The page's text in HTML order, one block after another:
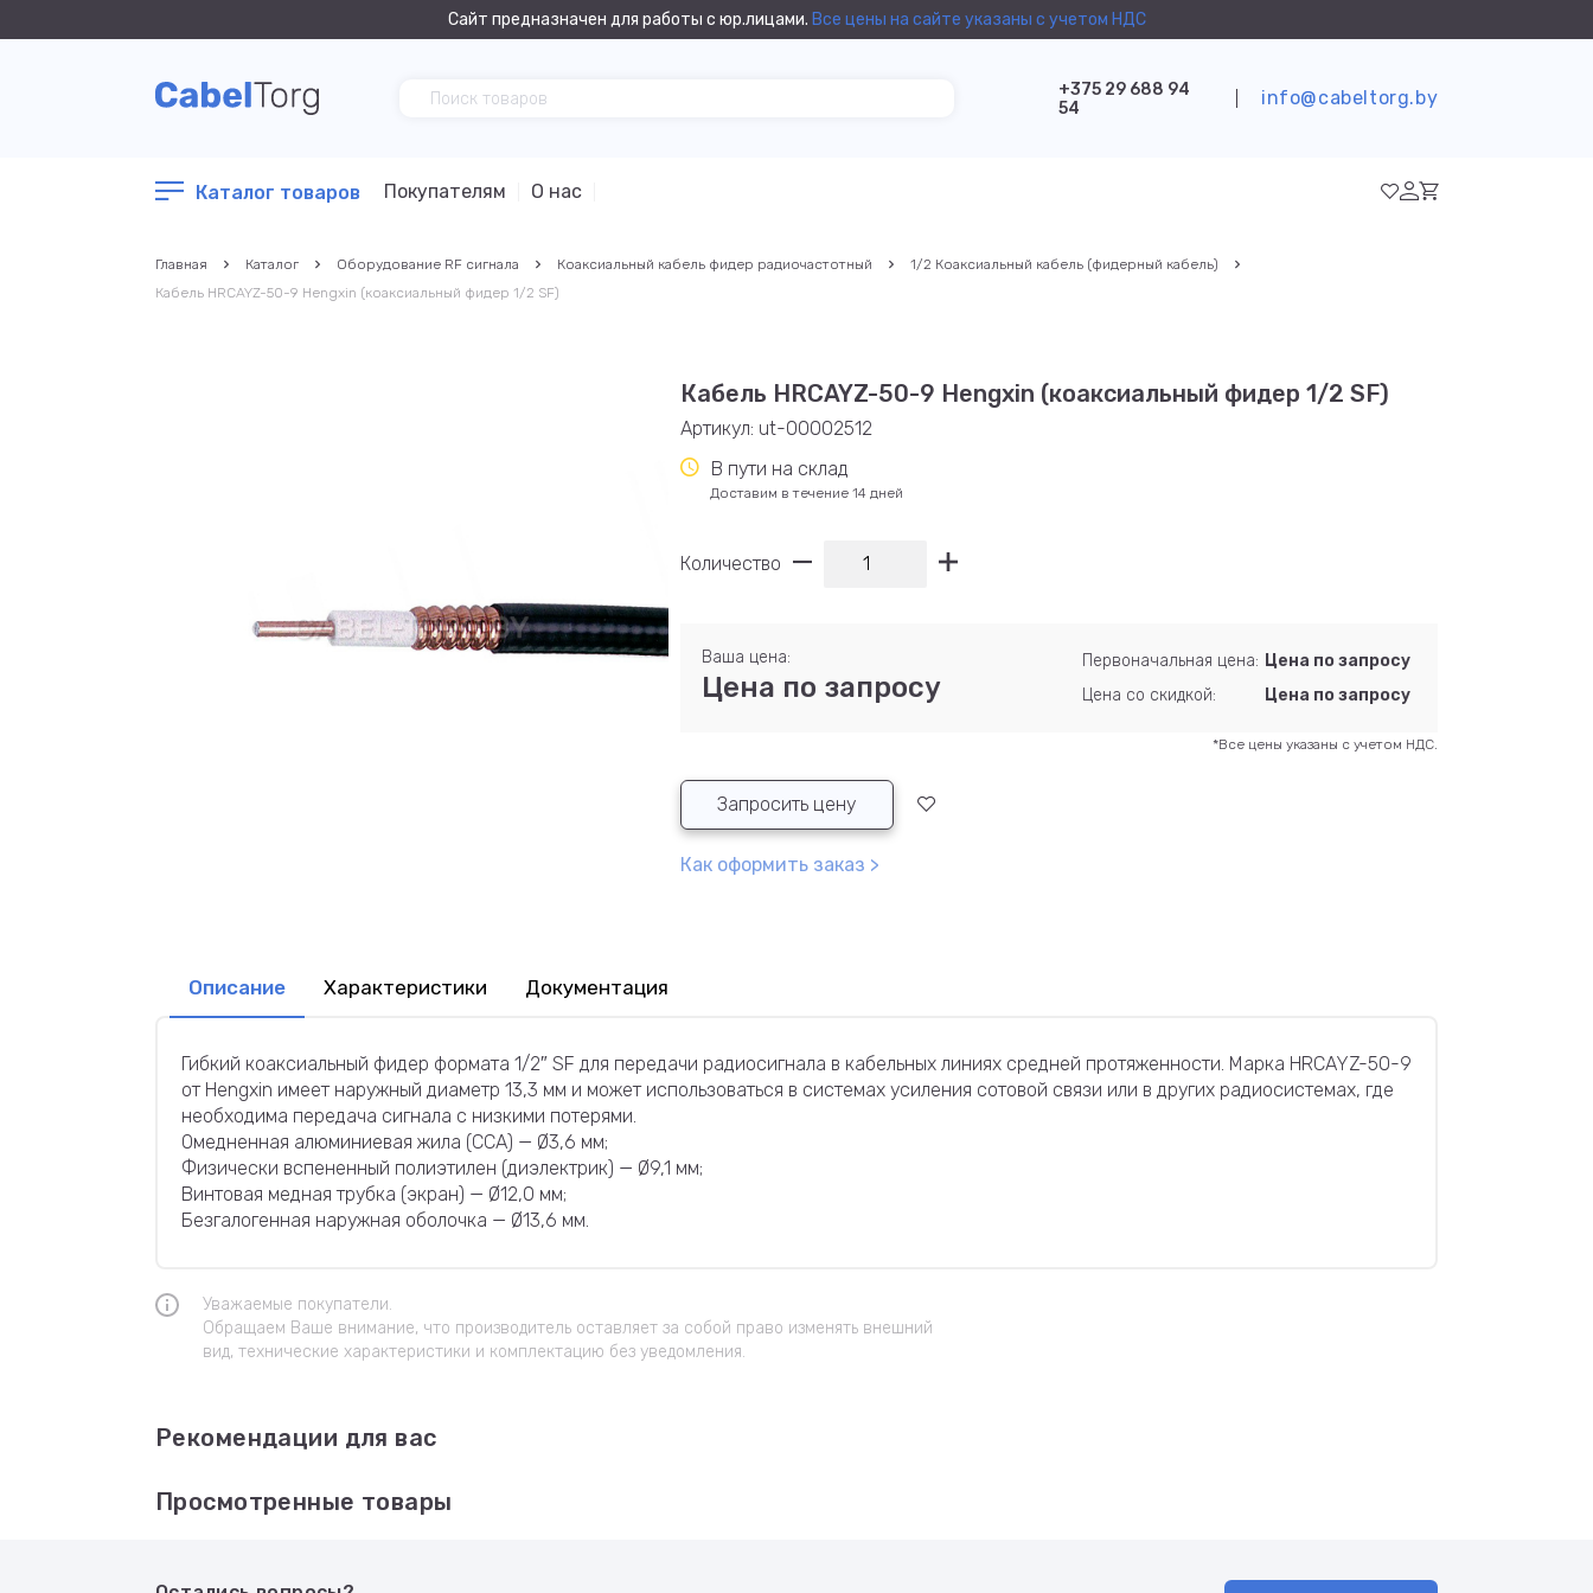
Сайт предназначен для работы с юр.лицами. Все цены на сайте указаны с учетом НДС
+375 29 688 94
54
info@cabeltorg.by
Каталог товаров Покупателям О нас
Главная Каталог Оборудование RF сигнала Коаксиальный кабель фидер радиочастотный
1/2 Коаксиальный кабель (фидерный кабель)
Кабель HRCAYZ-50-9 Hengxin (коаксиальный фидер 1/2 SF)
Кабель HRCAYZ-50-9 Hengxin (коаксиальный фидер 1/2 SF)
Артикул: ut-00002512
В пути на склад
Доставим в течение 14 дней
Количество
Ваша цена:
Цена по запросу
Первоначальная цена: Цена по запросу
Цена со скидкой:
Цена по запросу
*Все цены указаны с учетом НДС.
Запросить цену
Как оформить заказ >
Описание Характеристики Документация
Гибкий коаксиальный фидер формата 1/2″ SF для передачи радиосигнала в кабельных линиях средней протяженности. Марка HRCAYZ-50-9
от Hengxin имеет наружный диаметр 13,3 мм и может использоваться в системах усиления сотовой связи или в других радиосистемах, где
необходима передача сигнала с низкими потерями.
Омедненная алюминиевая жила (CCA) — Ø3,6 мм;
Физически вспененный полиэтилен (диэлектрик) — Ø9,1 мм;
Винтовая медная трубка (экран) — Ø12,0 мм;
Безгалогенная наружная оболочка — Ø13,6 мм.
Уважаемые покупатели.
Обращаем Ваше внимание, что производитель оставляет за собой право изменять внешний
вид, технические характеристики и комплектацию без уведомления.
Рекомендации для вас
Просмотренные товары